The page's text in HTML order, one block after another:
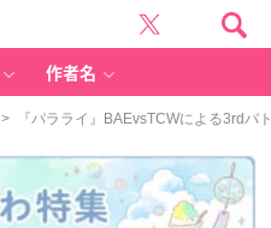
作者名
> 『パラライ』BAEvsTCWによる3rdバ